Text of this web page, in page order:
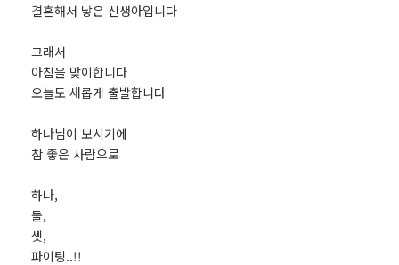
결혼해서 낳은 신생아입니다
그래서
아침을 맞이합니다
오늘도 새롭게 출발합니다
하나님이 보시기에
참 좋은 사람으로
하나,
둘,
셋,
파이팅..!!